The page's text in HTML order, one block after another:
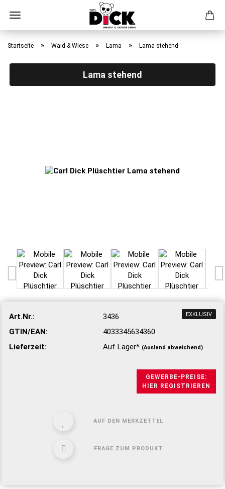
Direkt
zumStartseite » Wald & Wiese » Lama » Lama stehend
Lama stehend
EXKLUSIV
Art.Nr.:
3436
GTIN/EAN:
4033345634360
Lieferzeit:
Auf Lager* (Ausland abweichend)
GEWERBE-PREISE:
HIER REGISTRIEREN
AUF DEN MERKZETTEL
FRAGE ZUM PRODUKT